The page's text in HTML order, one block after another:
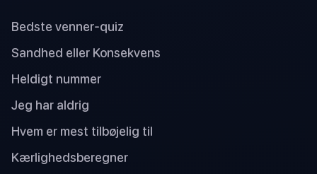
Bedste venner-quiz
Sandhed eller Konsekvens
Heldigt nummer
Jeg har aldrig
Hvem er mest tilbøjelig til
Kærlighedsberegner